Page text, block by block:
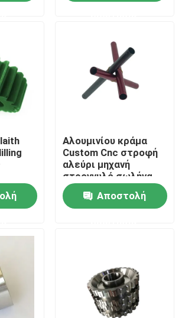
εργοστάσιο
μαζί μας
εγχύσεων
συσκευών Σφουγγάρι ένεσης
Αλουμινίου κράμα
Custom Cnc στροφή
αλεύρι μηχανή
στρογγυλό σωλήνα
Αποστολή